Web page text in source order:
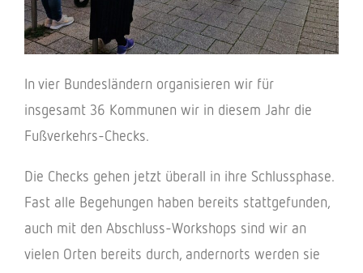
In vier Bundesländern organisieren wir für
insgesamt 36 Kommunen wir in diesem Jahr die
Fußverkehrs-Checks.
Die Checks gehen jetzt überall in ihre Schlussphase.
Fast alle Begehungen haben bereits stattgefunden,
auch mit den Abschluss-Workshops sind wir an
vielen Orten bereits durch, andernorts werden sie